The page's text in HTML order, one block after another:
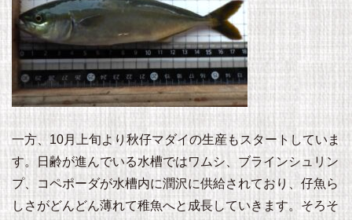
一方、10月上旬より秋仔マダイの生産もスタートしていま
す。日齢が進んでいる水槽ではワムシ、ブラインシュリン
プ、コペポーダが水槽内に潤沢に供給されており、仔魚ら
しさがどんどん薄れて稚魚へと成長していきます。そろそ